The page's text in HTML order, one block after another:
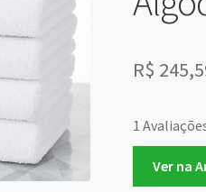
R$
1
Ver na